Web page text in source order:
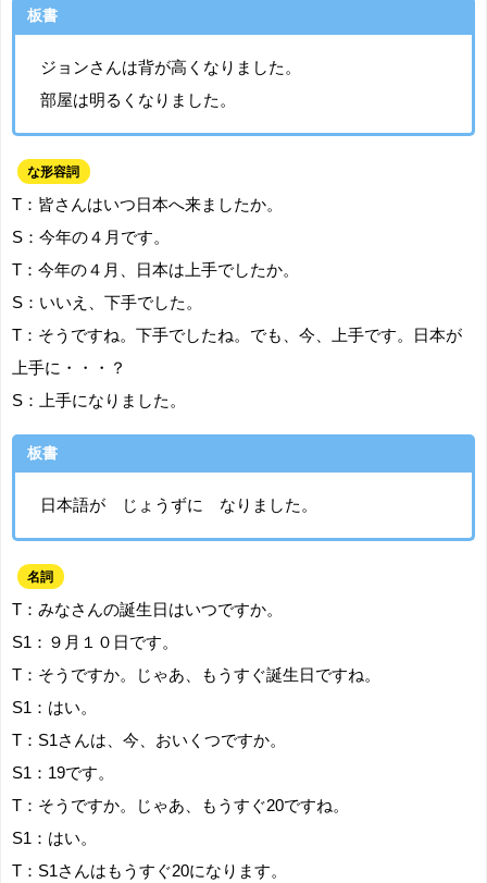
板書
ジョンさんは背が高くなりました。
部屋は明るくなりました。
な形容詞
T：皆さんはいつ日本へ来ましたか。
S：今年の４月です。
T：今年の４月、日本は上手でしたか。
S：いいえ、下手でした。
T：そうですね。下手でしたね。でも、今、上手です。日本が
上手に・・・？
S：上手になりました。
板書
日本語が じょうずに なりました。
名詞
T：みなさんの誕生日はいつですか。
S1：９月１０日です。
T：そうですか。じゃあ、もうすぐ誕生日ですね。
S1：はい。
T：S1さんは、今、おいくつですか。
S1：19です。
T：そうですか。じゃあ、もうすぐ20ですね。
S1：はい。
T：S1さんはもうすぐ20になります。